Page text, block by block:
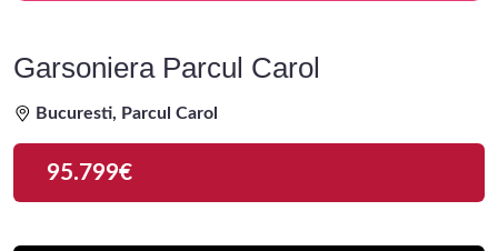
Garsoniera Parcul Carol
Bucuresti, Parcul Carol
95.799€